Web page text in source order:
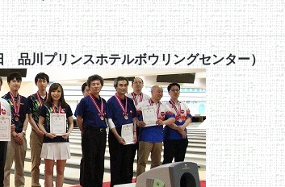
川プリンスホテルボウリングセンター）